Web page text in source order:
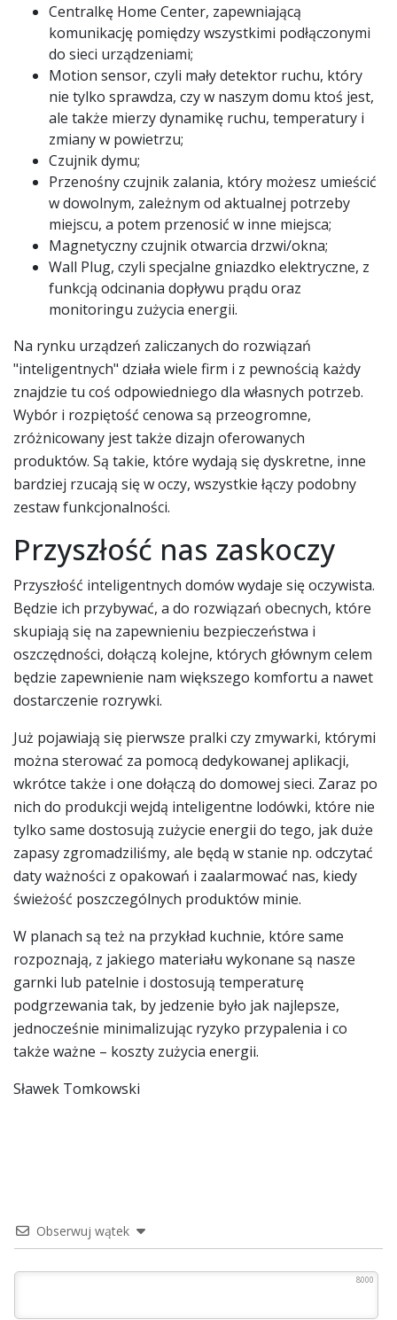
Centralkę Home Center, zapewniającą
komunikację pomiędzy wszystkimi podłączonymi
do sieci urządzeniami;
Motion sensor, czyli mały detektor ruchu, który
nie tylko sprawdza, czy w naszym domu ktoś jest,
ale także mierzy dynamikę ruchu, temperatury i
zmiany w powietrzu;
Czujnik dymu;
Przenośny czujnik zalania, który możesz umieścić
w dowolnym, zależnym od aktualnej potrzeby
miejscu, a potem przenosić w inne miejsca;
Magnetyczny czujnik otwarcia drzwi/okna;
Wall Plug, czyli specjalne gniazdko elektryczne, z
funkcją odcinania dopływu prądu oraz
monitoringu zużycia energii.
Na rynku urządzeń zaliczanych do rozwiązań
"inteligentnych" działa wiele firm i z pewnością każdy
znajdzie tu coś odpowiedniego dla własnych potrzeb.
Wybór i rozpiętość cenowa są przeogromne,
zróżnicowany jest także dizajn oferowanych
produktów. Są takie, które wydają się dyskretne, inne
bardziej rzucają się w oczy, wszystkie łączy podobny
zestaw funkcjonalności.
Przyszłość nas zaskoczy
Przyszłość inteligentnych domów wydaje się oczywista.
Będzie ich przybywać, a do rozwiązań obecnych, które
skupiają się na zapewnieniu bezpieczeństwa i
oszczędności, dołączą kolejne, których głównym celem
będzie zapewnienie nam większego komfortu a nawet
dostarczenie rozrywki.
Już pojawiają się pierwsze pralki czy zmywarki, którymi
można sterować za pomocą dedykowanej aplikacji,
wkrótce także i one dołączą do domowej sieci. Zaraz po
nich do produkcji wejdą inteligentne lodówki, które nie
tylko same dostosują zużycie energii do tego, jak duże
zapasy zgromadziliśmy, ale będą w stanie np. odczytać
daty ważności z opakowań i zaalarmować nas, kiedy
świeżość poszczególnych produktów minie.
W planach są też na przykład kuchnie, które same
rozpoznają, z jakiego materiału wykonane są nasze
garnki lub patelnie i dostosują temperaturę
podgrzewania tak, by jedzenie było jak najlepsze,
jednocześnie minimalizując ryzyko przypalenia i co
także ważne – koszty zużycia energii.
Sławek Tomkowski
Obserwuj wątek
8000